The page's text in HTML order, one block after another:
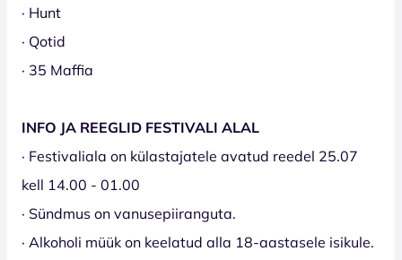
· Hunt
· Qotid
· 35 Maffia
INFO JA REEGLID FESTIVALI ALAL
· Festivaliala on külastajatele avatud reedel 25.07
kell 14.00 - 01.00
· Sündmus on vanusepiiranguta.
· Alkoholi müük on keelatud alla 18-aastasele isikule.